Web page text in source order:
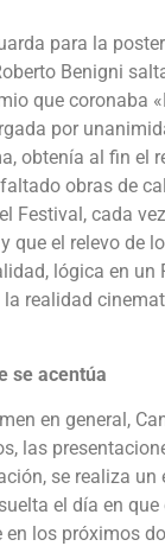
para la
Benigni
que coronaba
por
obtenía al fin el
obras de
Festival, cada
que el relevo de
lógica en
realidad
se acentúa
en general,
las
se realiza
el día en
en los próximos